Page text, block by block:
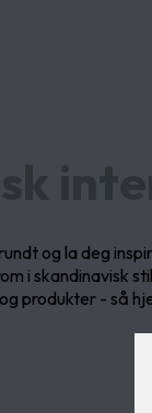
og la deg
i skandinavisk
produkter - så